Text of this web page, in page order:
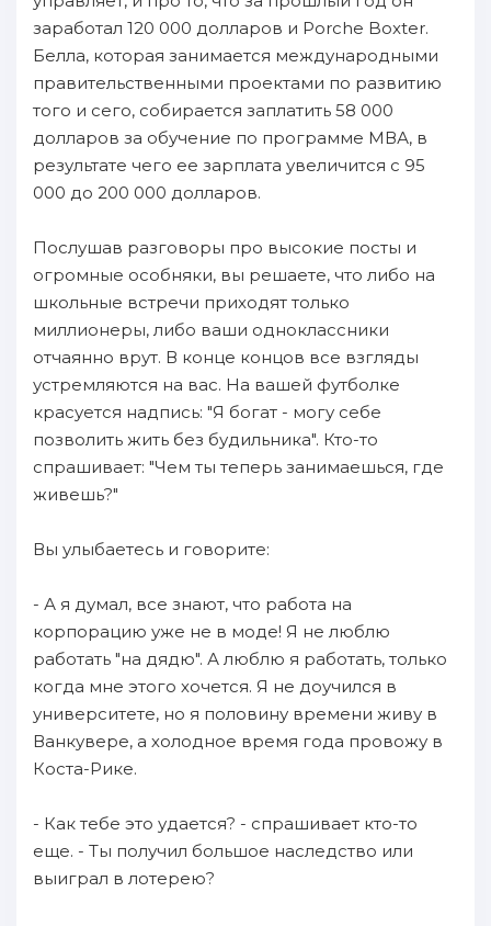
заработал 120 000 долларов и Porche Boxter.
Белла, которая занимается международными
правительственными проектами по развитию
того и сего, собирается заплатить 58 000
долларов за обучение по программе МВА, в
результате чего ее зарплата увеличится с 95
000 до 200 000 долларов.
Послушав разговоры про высокие посты и
огромные особняки, вы решаете, что либо на
школьные встречи приходят только
миллионеры, либо ваши одноклассники
отчаянно врут. В конце концов все взгляды
устремляются на вас. На вашей футболке
красуется надпись: "Я богат - могу себе
позволить жить без будильника". Кто-то
спрашивает: "Чем ты теперь занимаешься, где
живешь?"
Вы улыбаетесь и говорите:
- А я думал, все знают, что работа на
корпорацию уже не в моде! Я не люблю
работать "на дядю". А люблю я работать, только
когда мне этого хочется. Я не доучился в
университете, но я половину времени живу в
Ванкувере, а холодное время года провожу в
Коста-Рике.
- Как тебе это удается? - спрашивает кто-то
еще. - Ты получил большое наследство или
выиграл в лотерею?